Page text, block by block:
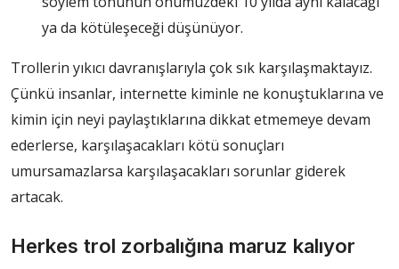
ya da kötüleşeceği düşünüyor.
Trollerin yıkıcı davranışlarıyla çok sık karşılaşmaktayız.
Çünkü insanlar, internette kiminle ne konuştuklarına ve
kimin için neyi paylaştıklarına dikkat etmemeye devam
ederlerse, karşılaşacakları kötü sonuçları
umursamazlarsa karşılaşacakları sorunlar giderek
artacak.
Herkes trol zorbalığına maruz kalıyor